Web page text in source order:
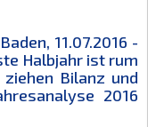
11.07.2016 -
Halbjahr ist rum
Bilanz und
2016